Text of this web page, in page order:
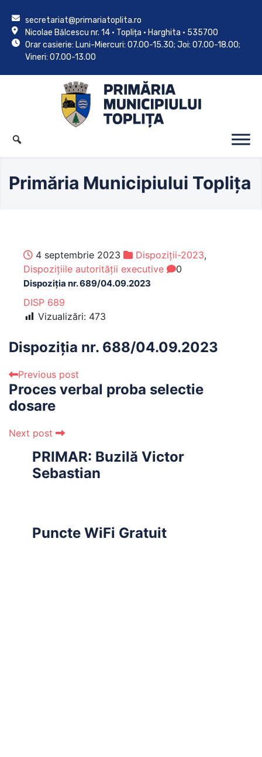
secretariat@primariatoplita.ro
Nicolae Bălcescu nr. 14 • Toplița • Harghita • 535700
Orar casierie: Luni-Miercuri: 07.00-15.30; Joi: 07.00-18.00;
Vineri: 07.00-13.00
Primăria Municipiului Toplița
4 septembrie 2023 Dispoziții-2023,
Dispozițiile autorității executive
0
Dispoziția nr. 689/04.09.2023
DISP 689
Vizualizări: 473
Dispoziția nr. 688/04.09.2023
Previous post
Proces verbal proba selectie
dosare
Next post
PRIMAR: Buzilă Victor
Sebastian
Puncte WiFi Gratuit